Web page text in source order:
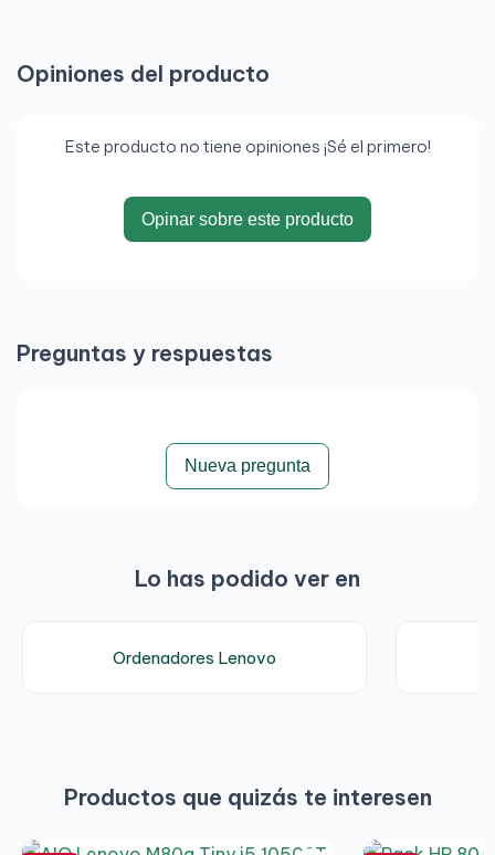
Opiniones del producto
Este producto no tiene opiniones ¡Sé el primero!
Opinar sobre este producto
Preguntas y respuestas
Nueva pregunta
Lo has podido ver en
Ordenadores Lenovo
Productos que quizás te interesen